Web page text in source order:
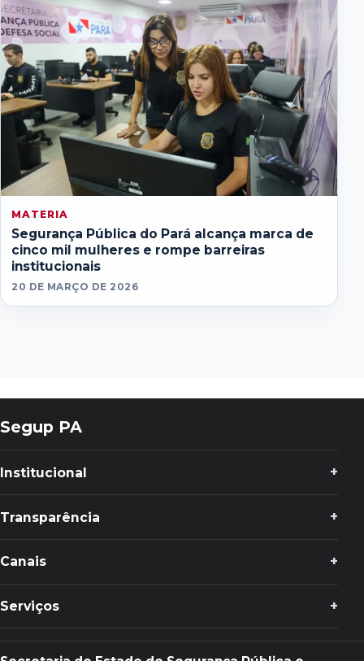
MATERIA
Segurança Pública do Pará alcança marca de
cinco mil mulheres e rompe barreiras
institucionais
20 DE MARÇO DE 2026
Segup PA
Institucional
Transparência
Canais
Serviços